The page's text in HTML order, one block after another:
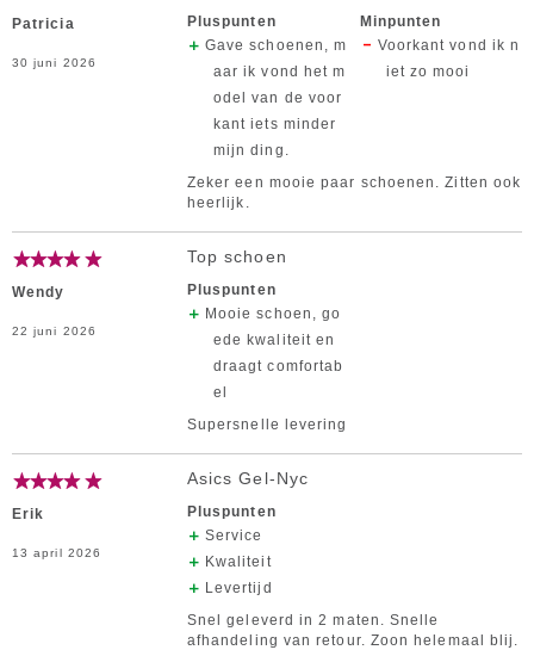
Patricia
30 juni 2026
Pluspunten
Gave schoenen, m
aar ik vond het m
odel van de voor
kant iets minder
mijn ding.
Minpunten
Voorkant vond ik n
iet zo mooi
Zeker een mooie paar schoenen. Zitten ook
heerlijk.
Wendy
22 juni 2026
Top schoen
Pluspunten
Mooie schoen, go
ede kwaliteit en
draagt comfortab
el
Supersnelle levering
Erik
13 april 2026
Asics Gel-Nyc
Pluspunten
Service
Kwaliteit
Levertijd
Snel geleverd in 2 maten. Snelle
afhandeling van retour. Zoon helemaal blij.